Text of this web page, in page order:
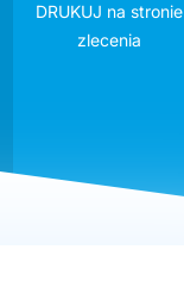
DRUKUJ na stronie
zlecenia